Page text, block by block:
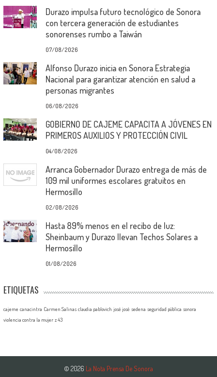
Durazo impulsa futuro tecnológico de Sonora
con tercera generación de estudiantes
sonorenses rumbo a Taiwán
07/08/2026
Alfonso Durazo inicia en Sonora Estrategia
Nacional para garantizar atención en salud a
personas migrantes
06/08/2026
GOBIERNO DE CAJEME CAPACITA A JÓVENES EN
PRIMEROS AUXILIOS Y PROTECCIÓN CIVIL
04/08/2026
Arranca Gobernador Durazo entrega de más de
109 mil uniformes escolares gratuitos en
Hermosillo
02/08/2026
Hasta 89% menos en el recibo de luz:
Sheinbaum y Durazo llevan Techos Solares a
Hermosillo
01/08/2026
ETIQUETAS
cajeme canacintra Carmen Salinas claudia pablovich josé josé sedena seguridad pública sonora
violencia contra la mujer z 43
© 2026 La Nota Prensa De Sonora